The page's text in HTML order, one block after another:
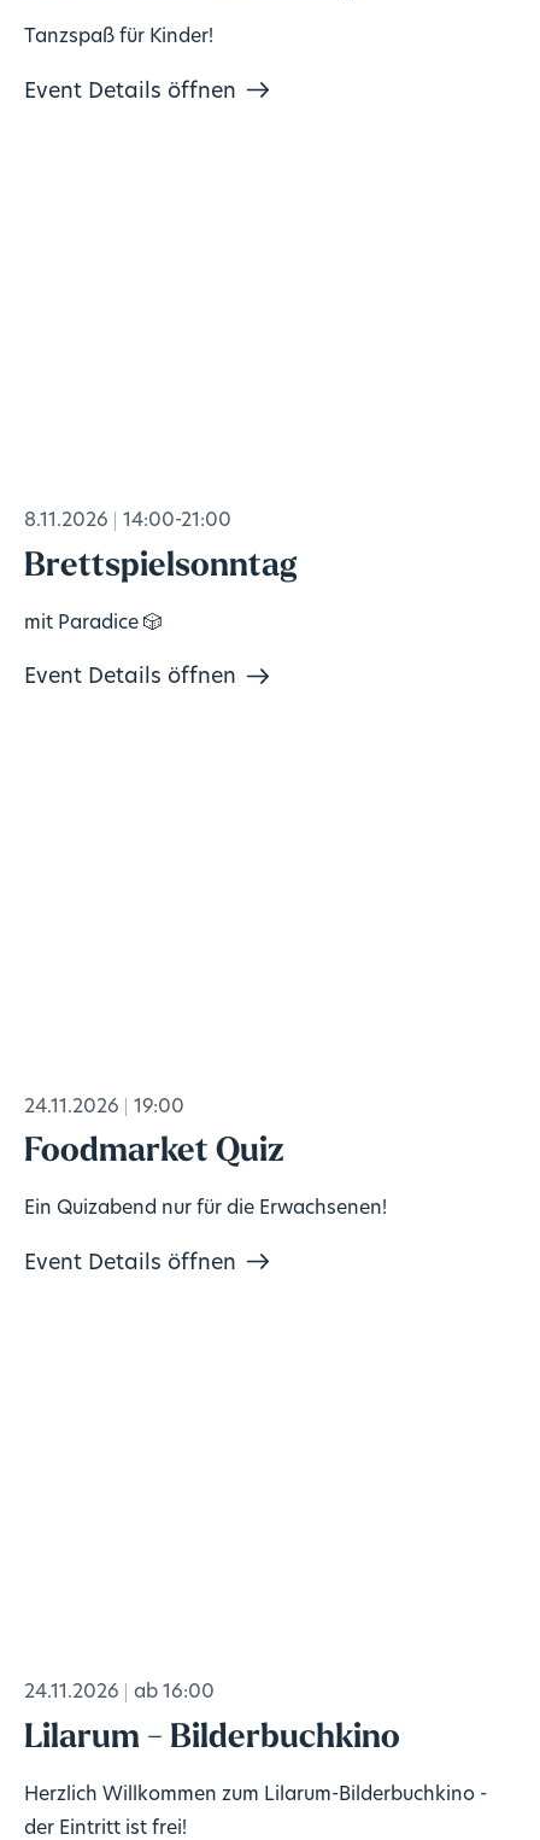
Tanzspaß für Kinder!
Event Details öffnen
8.11.2026 14:00-21:00
Brettspielsonntag
mit Paradice 🎲
Event Details öffnen
24.11.2026 19:00
Foodmarket Quiz
Ein Quizabend nur für die Erwachsenen!
Event Details öffnen
24.11.2026 ab 16:00
Lilarum - Bilderbuchkino
Herzlich Willkommen zum Lilarum-Bilderbuchkino -
der Eintritt ist frei!